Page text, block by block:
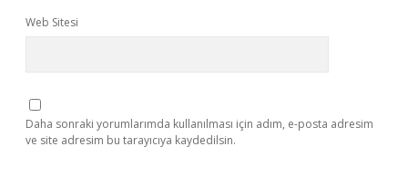
Web Sitesi
Daha sonraki yorumlarımda kullanılması için adım, e-posta adresim
ve site adresim bu tarayıcıya kaydedilsin.